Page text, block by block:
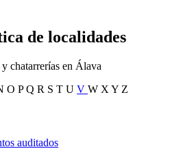
de localidades
chatarrerías en Álava
O PQ R S T U V W X Y Z
auditados